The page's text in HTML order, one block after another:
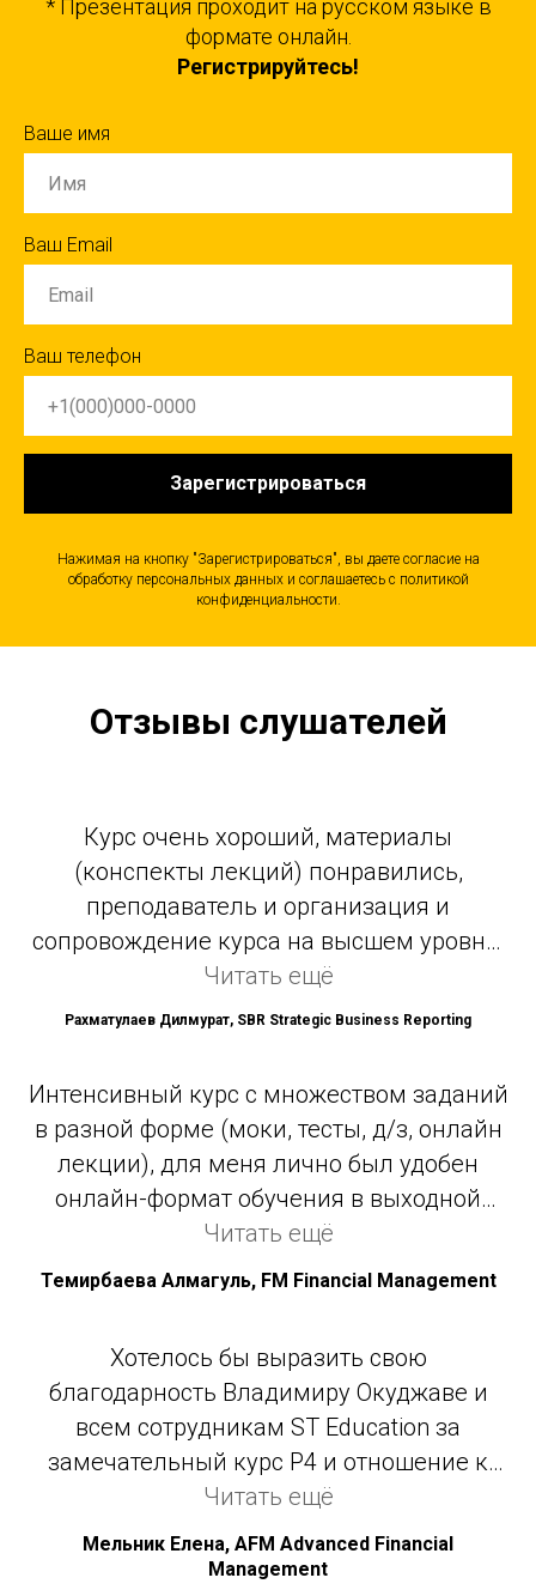
* Презентация проходит на русском языке в
формате онлайн.
Регистрируйтесь!
Ваше имя
Ваш Email
Ваш телефон
Зарегистрироваться
Нажимая на кнопку "Зарегистрироваться", вы даете согласие на
обработку персональных данных и соглашаетесь c политикой
конфиденциальности.
Отзывы слушателей
Курс очень хороший, материалы
(конспекты лекций) понравились,
преподаватель и организация и
сопровождение курса на высшем уровне.
Константин Евгеньевич - профессионал
своего дела, умеет зарядить своей
наглядными примерами. Всегда готов,
ответить на вопросы. Очень рад, что
учился у него.
Читать ещё
Рахматулаев Дилмурат, SBR Strategic Business Reporting
Интенсивный курс с множеством заданий
в разной форме (моки, тесты, д/з, онлайн
лекции), для меня лично был удобен
онлайн-формат обучения в выходной
день, удобные часы занятий. Владимир
отличный преподаватель, темы доносит
Владимира.
Читать ещё
Темирбаева Алмагуль, FM Financial Management
Хотелось бы выразить свою
благодарность Владимиру Окуджаве и
всем сотрудникам ST Education за
замечательный курс P4 и отношение к
подготовке слушателей. Грамотное и
логичное изложение материала
позволило мне подготовиться к экзамену
Читать ещё
Мельник Елена, AFM Advanced Financial
Management